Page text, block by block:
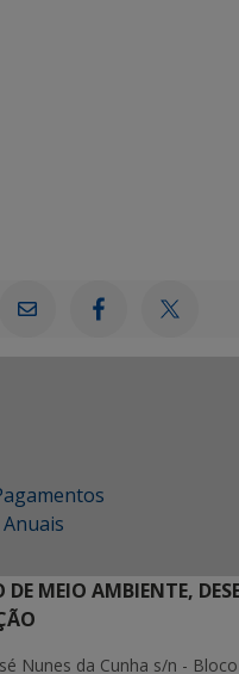
DE MEIO AMBIENTE,
Nunes da Cunha s/n -